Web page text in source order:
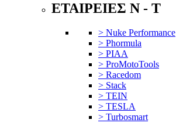
ΕΤΑΙΡΕΙΕΣ N - T
> Nuke Performance
> Phormula
> PIAA
> ProMotoTools
> Racedom
> Stack
> TEIN
> TESLA
> Turbosmart